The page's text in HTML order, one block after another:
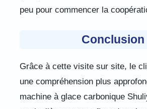
peu pour commencer la
Conclusion
Grâce à cette visite sur site, le
une compréhension plus
machine à glace carbonique